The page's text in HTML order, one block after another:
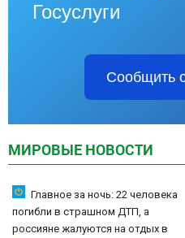
Госуслуги
Сообщить
МИРОВЫЕ НОВОСТИ
Главное за ночь: 22 человека
погибли в страшном ДТП, а
россияне жалуются на отдых в